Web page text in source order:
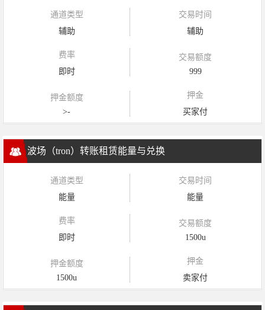
通道类型
辅助
交易时间
辅助
费率
即时
交易额度
999
押金额度
>-
押金
买家付
波场（tron）转账租赁能量与兑换
通道类型
能量
交易时间
能量
费率
即时
交易额度
1500u
押金额度
1500u
押金
卖家付